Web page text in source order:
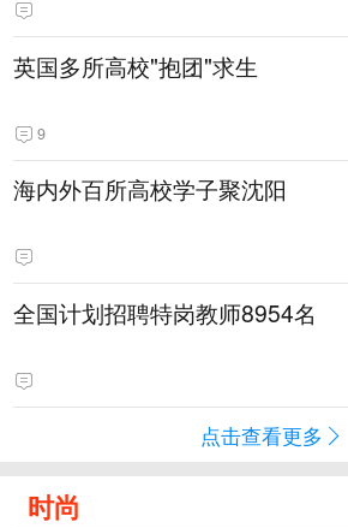
英国多所高校"抱团"求生
9
海内外百所高校学子聚沈阳
全国计划招聘特岗教师8954名
点击查看更多
时尚